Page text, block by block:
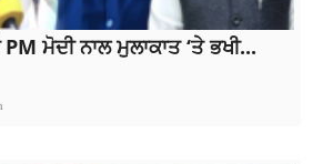
ਮੋਦੀ ਨਾਲ ਮੁਲਾਕਾਤ ‘ਤੇ ਭਖੀ...